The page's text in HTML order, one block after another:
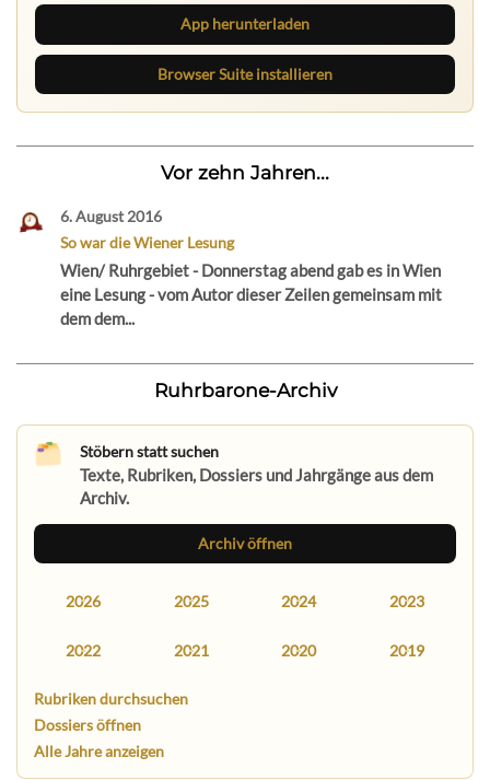
App herunterladen
Browser Suite installieren
Vor zehn Jahren...
6. August 2016
So war die Wiener Lesung
Wien/ Ruhrgebiet - Donnerstag abend gab es in Wien
eine Lesung - vom Autor dieser Zeilen gemeinsam mit
dem dem...
Ruhrbarone-Archiv
Stöbern statt suchen
Texte, Rubriken, Dossiers und Jahrgänge aus dem
Archiv.
Archiv öffnen
2026 2025 2024 2023
2022 2021 2020 2019
Rubriken durchsuchen
Dossiers öffnen
Alle Jahre anzeigen